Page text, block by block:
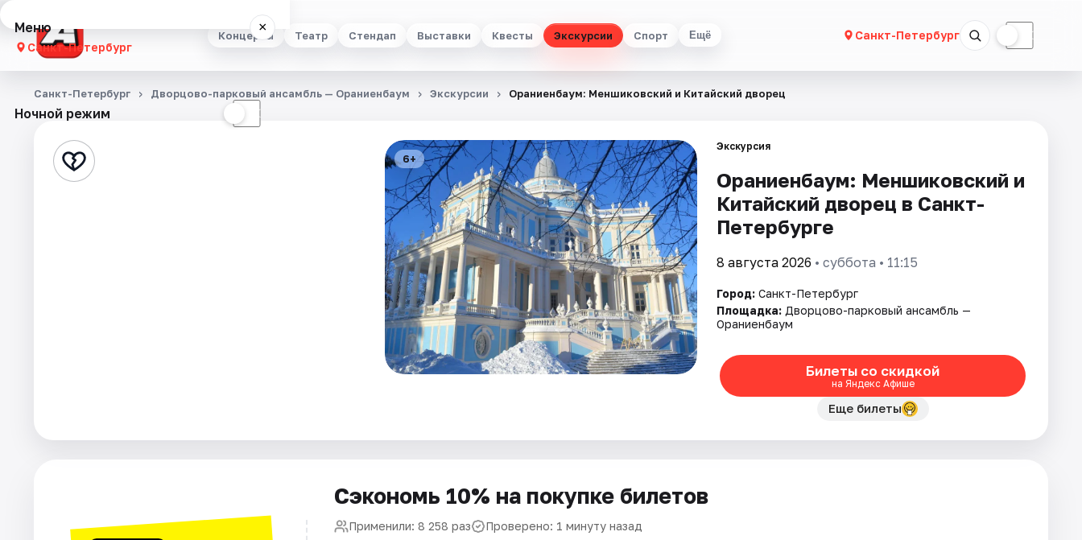
Концерты Театр Стендап Выставки Квесты Экскурсии Спорт Ещё Санкт-Петербург ☾
Меню ×
Санкт-Петербург
Концерты
Стендап
Площадки
Ночной режим ☾
Санкт-Петербург Дворцово-парковый ансамбль — Ораниенбаум Экскурсии Ораниенбаум: Меншиковский и Китайский дворец
6+
Экскурсия
Ораниенбаум: Меншиковский и
Китайский дворец в Санкт-
Петербурге
8 августа 2026 • суббота • 11:15
Город: Санкт-Петербург
Площадка: Дворцово-парковый ансамбль —
Ораниенбаум
Билеты со скидкой
на Яндекс Афише
Еще билеты
Сэкономь 10% на покупке билетов
Применили: 8 258 раз Проверено: 1 минуту назад